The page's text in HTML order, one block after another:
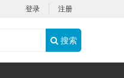
登录 注册
搜索